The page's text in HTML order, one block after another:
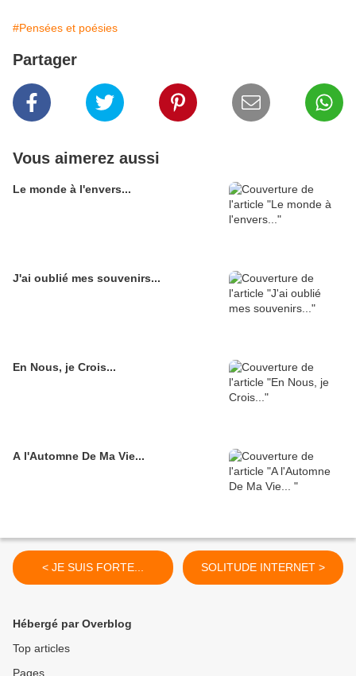
#Pensées et poésies
Partager
Vous aimerez aussi
Le monde à l'envers...
J'ai oublié mes souvenirs...
En Nous, je Crois...
A l'Automne De Ma Vie...
< JE SUIS FORTE... SOLITUDE INTERNET >
Hébergé par Overblog
Top articles
Pages